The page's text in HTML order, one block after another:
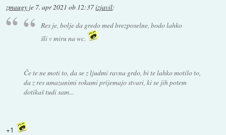
zmaugy je 7. apr 2021 ob 12:37izjavil:
Res je, bolje da gredo med brezposelne, bodo lahko
šli v miru na wc.
Če te ne moti to, da se z ljudmi ravna grdo, bi te lahko motilo to,
da z res umazanimi rokami prijemajo stvari, ki se jih potem
dotikaš tudi sam...
+1